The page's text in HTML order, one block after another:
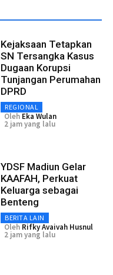
Kejaksaan Tetapkan
SN Tersangka Kasus
Dugaan Korupsi
Tunjangan Perumahan
DPRD
REGIONAL
Oleh Eka Wulan
2 jam yang lalu
YDSF Madiun Gelar
KAAFAH, Perkuat
Keluarga sebagai
Benteng
BERITA LAIN
Oleh Rifky Avaivah Husnul
2 jam yang lalu